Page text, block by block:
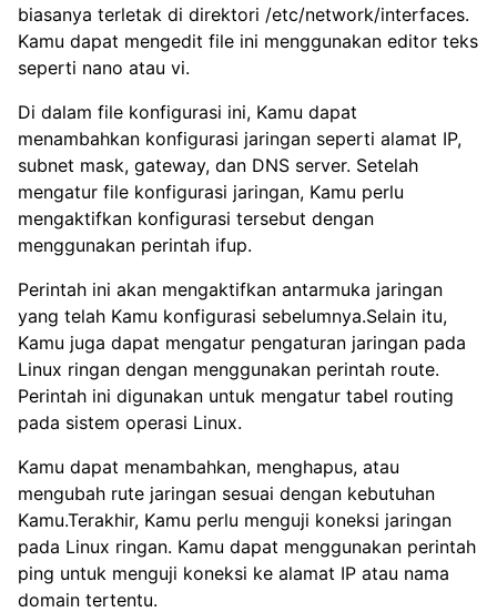
biasanya terletak di direktori /etc/network/interfaces.
Kamu dapat mengedit file ini menggunakan editor teks
seperti nano atau vi.
Di dalam file konfigurasi ini, Kamu dapat
menambahkan konfigurasi jaringan seperti alamat IP,
subnet mask, gateway, dan DNS server. Setelah
mengatur file konfigurasi jaringan, Kamu perlu
mengaktifkan konfigurasi tersebut dengan
menggunakan perintah ifup.
Perintah ini akan mengaktifkan antarmuka jaringan
yang telah Kamu konfigurasi sebelumnya.Selain itu,
Kamu juga dapat mengatur pengaturan jaringan pada
Linux ringan dengan menggunakan perintah route.
Perintah ini digunakan untuk mengatur tabel routing
pada sistem operasi Linux.
Kamu dapat menambahkan, menghapus, atau
mengubah rute jaringan sesuai dengan kebutuhan
Kamu.Terakhir, Kamu perlu menguji koneksi jaringan
pada Linux ringan. Kamu dapat menggunakan perintah
ping untuk menguji koneksi ke alamat IP atau nama
domain tertentu.